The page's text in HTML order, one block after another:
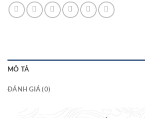
MÔ TẢ
ĐÁNH GIÁ (0)